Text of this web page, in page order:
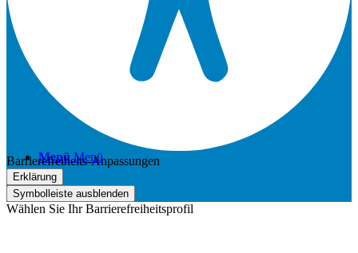
Menü Menü
Barrierefreiheits-Anpassungen
Erklärung
Symbolleiste ausblenden
Wählen Sie Ihr Barrierefreiheitsprofil